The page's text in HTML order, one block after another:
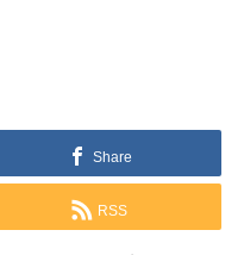
Share
RSS